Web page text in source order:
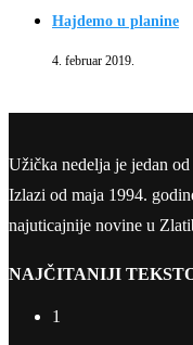
Hajdemo u planine
4. februar 2019.
Užička nedelja je jedan
Izlazi od maja 1994.
najuticajnije novine u
NAJČITANIJI
1